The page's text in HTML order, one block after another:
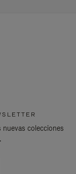
nuevas colecciones